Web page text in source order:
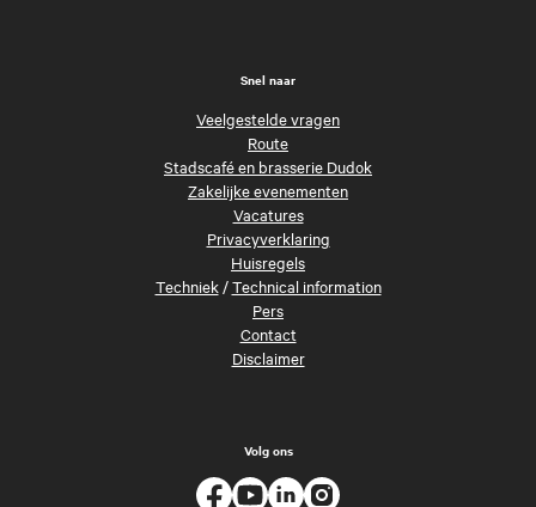
Snel naar
Veelgestelde vragen
Route
Stadscafé en brasserie Dudok
Zakelijke evenementen
Vacatures
Privacyverklaring
Huisregels
Techniek/Technical information
Pers
Contact
Disclaimer
Volg ons